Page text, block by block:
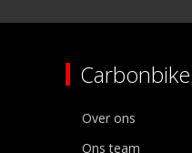
Carbonbike
Over ons
Ons team